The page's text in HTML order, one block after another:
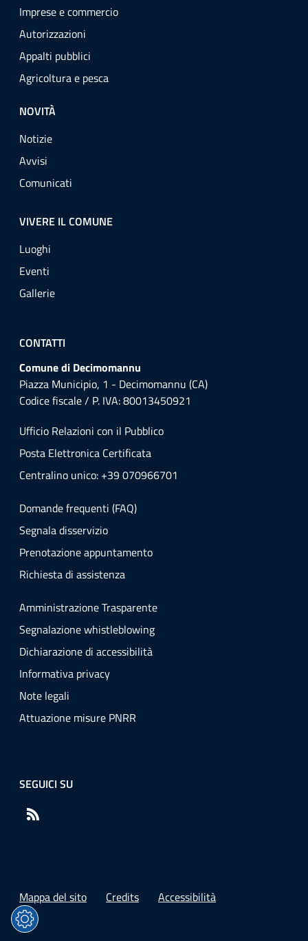
Imprese e commercio
Autorizzazioni
Appalti pubblici
Agricoltura e pesca
NOVITÀ
Notizie
Avvisi
Comunicati
VIVERE IL COMUNE
Luoghi
Eventi
Gallerie
CONTATTI
Comune di Decimomannu
Piazza Municipio, 1 - Decimomannu (CA)
Codice fiscale / P. IVA: 80013450921
Ufficio Relazioni con il Pubblico
Posta Elettronica Certificata
Centralino unico: +39 070966701
Domande frequenti (FAQ)
Segnala disservizio
Prenotazione appuntamento
Richiesta di assistenza
Amministrazione Trasparente
Segnalazione whistleblowing
Dichiarazione di accessibilità
Informativa privacy
Note legali
Attuazione misure PNRR
SEGUICI SU
Mappa del sito Credits Accessibilità